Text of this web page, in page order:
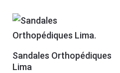
Sandales Orthopédiques
Lima